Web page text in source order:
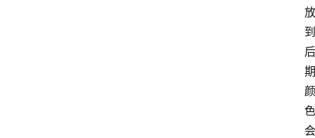
放
到
后
期
颜
色
会